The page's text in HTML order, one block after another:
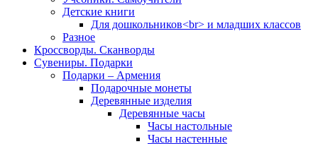
Детские книги
Для дошкольников<br> и младших классов
Разное
Кроссворды. Сканворды
Сувениры. Подарки
Подарки – Армения
Подарочные монеты
Деревянные изделия
Деревянные часы
Часы настольные
Часы настенные